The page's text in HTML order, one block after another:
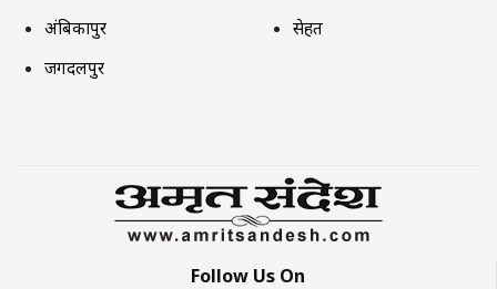
अंबिकापुर
जगदलपुर
सेहत
Follow Us On